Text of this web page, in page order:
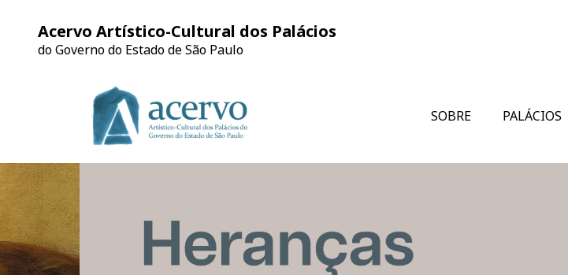
Acervo Artístico-Cultural dos Palácios
do Governo do Estado de São Paulo
SOBRE PALÁCIOS